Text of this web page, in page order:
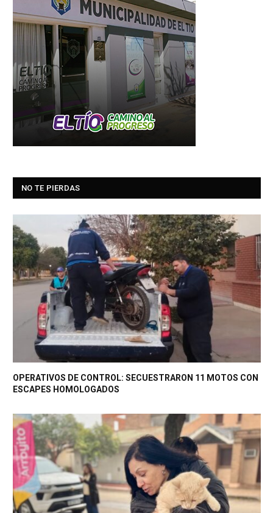
NO TE PIERDAS
OPERATIVOS DE CONTROL: SECUESTRARON 11 MOTOS CON
ESCAPES HOMOLOGADOS